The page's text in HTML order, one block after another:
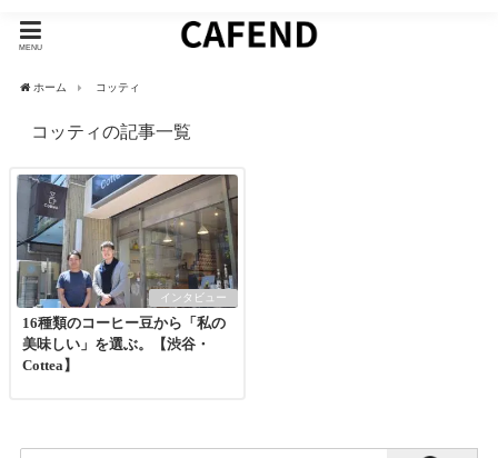
MENU
ホーム コッティ
コッティの記事一覧
インタビュー
16種類のコーヒー豆から「私の
美味しい」を選ぶ。【渋谷・
Cottea】